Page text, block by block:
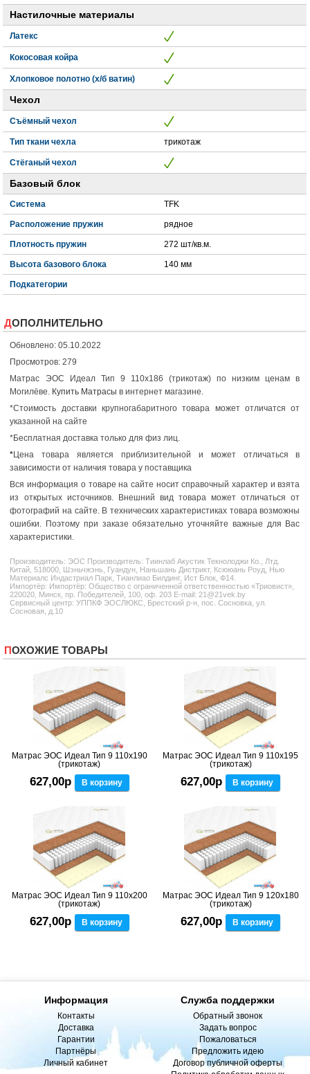
Настилочные материалы
Латекс
Кокосовая койра
Хлопковое полотно (х/б ватин)
Чехол
Съёмный чехол
Тип ткани чехла трикотаж
Стёганый чехол
Базовый блок
Система TFK
Расположение пружин рядное
Плотность пружин 272 шт/кв.м.
Высота базового блока 140 мм
Подкатегории
ДОПОЛНИТЕЛЬНО
Обновлено: 05.10.2022
Просмотров: 279
Матрас ЭОС Идеал Тип 9 110x186 (трикотаж) по низким ценам в
Могилёве. Купить Матрасы в интернет магазине.
*Стоимость доставки крупногабаритного товара может отличатся от
указанной на сайте
*Бесплатная доставка только для физ лиц.
*Цена товара является приблизительной и может отличаться в
зависимости от наличия товара у поставщика
Вся информация о товаре на сайте носит справочный характер и взята
из открытых источников. Внешний вид товара может отличаться от
фотографий на сайте. В технических характеристиках товара возможны
ошибки. Поэтому при заказе обязательно уточняйте важные для Вас
характеристики.
Производитель: ЭОС Производитель: Тиинлаб Акустик Текнолоджи Ко., Лтд.
Китай, 518000, Шэньчжэнь, Гуандун, Наньшань Дистрикт, Ксююань Роуд, Нью
Материалс Индастриал Парк, Тианлиао Билдинг, Ист Блок, Ф14.
Импортёр: Импортёр: Общество с ограниченной ответственностью «Триовист»,
220020, Минск, пр. Победителей, 100, оф. 203 E-mail: 21@21vek.by
Сервисный центр: УППКФ ЭОСЛЮКС, Брестский р-н, пос. Сосновка, ул.
Сосновая, д.10
ПОХОЖИЕ ТОВАРЫ
Матрас ЭОС Идеал Тип 9 110x190
(трикотаж)
627,00р В корзину
Матрас ЭОС Идеал Тип 9 110x195
(трикотаж)
627,00р В корзину
Матрас ЭОС Идеал Тип 9 110x200
(трикотаж)
627,00р В корзину
Матрас ЭОС Идеал Тип 9 120x180
(трикотаж)
627,00р В корзину
Информация
Контакты
Доставка
Гарантии
Партнёры
Личный кабинет
Служба поддержки
Обратный звонок
Задать вопрос
Пожаловаться
Предложить идею
Договор публичной оферты